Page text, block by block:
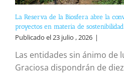
La Reserva de la Biosfera abre la
proyectos en materia de
Publicado el 23 julio , 2026 |
Las entidades sin ánimo de
Graciosa dispondrán de